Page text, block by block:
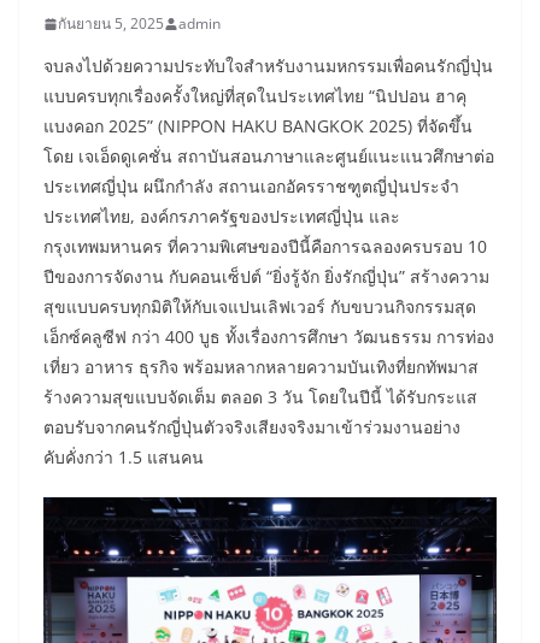
กันยายน 5, 2025 admin
จบลงไปด้วยความประทับใจสำหรับงานมหกรรมเพื่อคนรักญี่ปุ่น
แบบครบทุกเรื่องครั้งใหญ่ที่สุดในประเทศไทย “นิปปอน ฮาคุ
แบงคอก 2025” (NIPPON HAKU BANGKOK 2025) ที่จัดขึ้น
โดย เจเอ็ดดูเคชั่น สถาบันสอนภาษาและศูนย์แนะแนวศึกษาต่อ
ประเทศญี่ปุ่น ผนึกกำลัง สถานเอกอัครราชฑูตญี่ปุ่นประจำ
ประเทศไทย, องค์กรภาครัฐของประเทศญี่ปุ่น และ
กรุงเทพมหานคร ที่ความพิเศษของปีนี้คือการฉลองครบรอบ 10
ปีของการจัดงาน กับคอนเซ็ปต์ “ยิ่งรู้จัก ยิ่งรักญี่ปุ่น” สร้างความ
สุขแบบครบทุกมิติให้กับเจแปนเลิฟเวอร์ กับขบวนกิจกรรมสุด
เอ็กซ์คลูซีฟ กว่า 400 บูธ ทั้งเรื่องการศึกษา วัฒนธรรม การท่อง
เที่ยว อาหาร ธุรกิจ พร้อมหลากหลายความบันเทิงที่ยกทัพมาส
ร้างความสุขแบบจัดเต็ม ตลอด 3 วัน โดยในปีนี้ ได้รับกระแส
ตอบรับจากคนรักญี่ปุ่นตัวจริงเสียงจริงมาเข้าร่วมงานอย่าง
คับคั่งกว่า 1.5 แสนคน